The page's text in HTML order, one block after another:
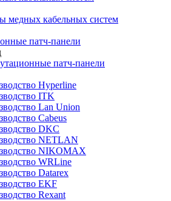
медных кабельных систем
патч-панели
патч-панели
Hyperline
ITK
Lan Union
Cabeus
DKC
NETLAN
NIKOMAX
WRLine
Datarex
EKF
Rexant